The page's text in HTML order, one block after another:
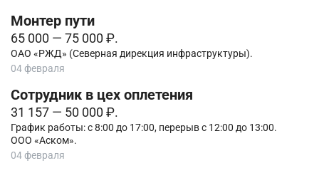
Монтер пути
65 000 — 75 000 ₽.
ОАО «РЖД» (Северная дирекция инфраструктуры).
04 февраля
Сотрудник в цех оплетения
31 157 — 50 000 ₽.
График работы: с 8:00 до 17:00, перерыв с 12:00 до 13:00.
ООО «Аском».
04 февраля